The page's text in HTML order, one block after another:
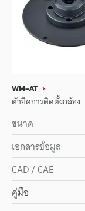
WM-AT
ตัวยึดการติดตั้งกล้อง
ขนาด
เอกสารข้อมูล
CAD / CAE
คู่มือ